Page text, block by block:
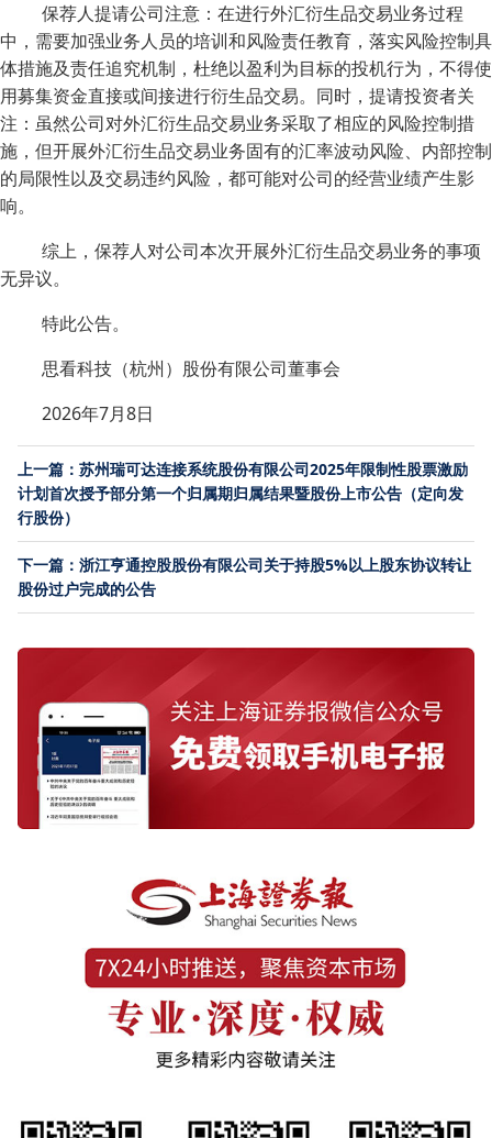
保荐人提请公司注意：在进行外汇衍生品交易业务过程
中，需要加强业务人员的培训和风险责任教育，落实风险控制具
体措施及责任追究机制，杜绝以盈利为目标的投机行为，不得使
用募集资金直接或间接进行衍生品交易。同时，提请投资者关
注：虽然公司对外汇衍生品交易业务采取了相应的风险控制措
施，但开展外汇衍生品交易业务固有的汇率波动风险、内部控制
的局限性以及交易违约风险，都可能对公司的经营业绩产生影
响。
综上，保荐人对公司本次开展外汇衍生品交易业务的事项
无异议。
特此公告。
思看科技（杭州）股份有限公司董事会
2026年7月8日
上一篇：苏州瑞可达连接系统股份有限公司2025年限制性股票激励
计划首次授予部分第一个归属期归属结果暨股份上市公告（定向发
行股份）
下一篇：浙江亨通控股股份有限公司关于持股5%以上股东协议转让
股份过户完成的公告